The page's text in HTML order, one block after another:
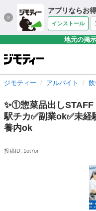
アプリならお
インストール
地元の掲
ジモティー アルバイト
✨①惣菜品出しSTAFF
駅チカ✅副業ok✅未経
養内ok
投稿ID: 1ot7or